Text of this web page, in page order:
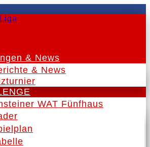
& News
& News
WAT Fünfhaus